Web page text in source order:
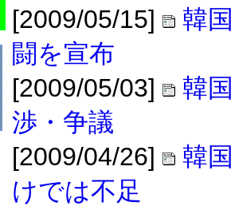
[2009/05/15]
韓
闘を宣布
[2009/05/03]
韓
渉・争議
[2009/04/26]
韓
けでは不足